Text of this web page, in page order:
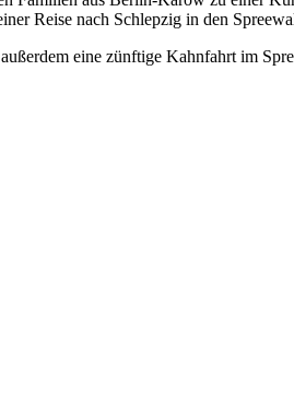
Reise nach Schlepzig in den
eine zünftige Kahnfahrt im